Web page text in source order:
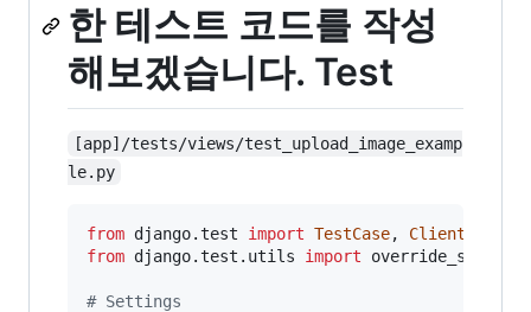
한 테스트 코드를 작성
해보겠습니다. Test
[app]/tests/views/test_upload_image_examp
le.py
from django.test import TestCase, Client
from django.test . utils import override_settings
# Settings